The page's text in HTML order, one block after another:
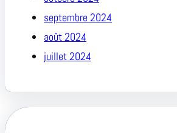
septembre 2024
août 2024
juillet 2024